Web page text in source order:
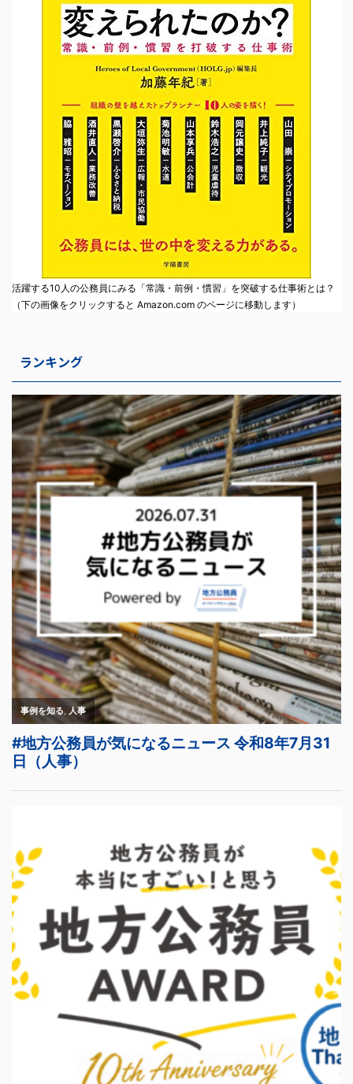
活躍する10人の公務員にみる「常識・前例・慣習」を突破する仕事術とは？
（下の画像をクリックすると Amazon.com のページに移動します）
ランキング